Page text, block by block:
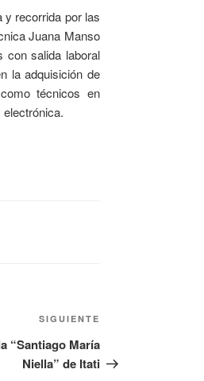
y recorrida por las
Juana Manso
con salida laboral
la adquisición de
técnicos en
SIGUIENTE
“Santiago María
Niella” de Itati